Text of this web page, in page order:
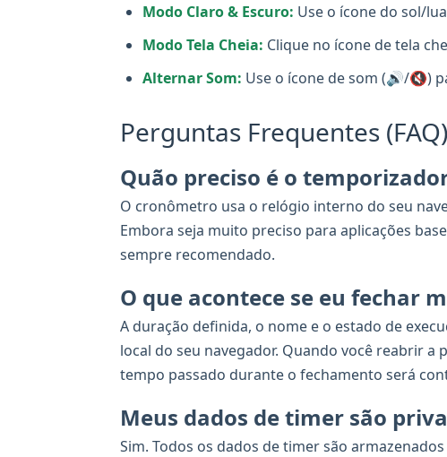
Modo Claro & Escuro: Use o ícone do sol/
Modo Tela Cheia: Clique no ícone de tela
Alternar Som: Use o ícone de som (🔊/🔇)
Perguntas Frequentes (FAQ)
Quão preciso é o
O cronômetro usa o relógio interno do seu
Embora seja muito preciso para aplicações
sempre recomendado.
O que acontece se eu fechar
A duração definida, o nome e o estado de
local do seu navegador. Quando você reabrir a
tempo passado durante o fechamento será
Meus dados de timer são
Sim. Todos os dados de timer são